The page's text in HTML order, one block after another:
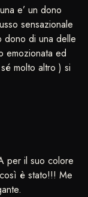
e’ un dono
sensazionale
dono di una delle
emozionata ed
molto altro ) si
per il suo colore
è stato!!! Me